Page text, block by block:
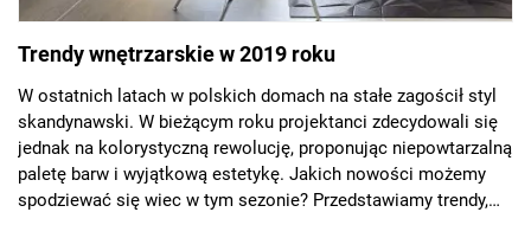
Trendy wnętrzarskie w 2019 roku
W ostatnich latach w polskich domach na stałe zagościł styl
skandynawski. W bieżącym roku projektanci zdecydowali się
jednak na kolorystyczną rewolucję, proponując niepowtarzalną
paletę barw i wyjątkową estetykę. Jakich nowości możemy
spodziewać się wiec w tym sezonie? Przedstawiamy trendy,